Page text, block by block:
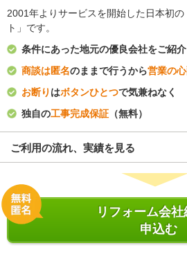
2001年よりサービスを開始した日本初
ト」です。
条件にあった地元の優良会社をご紹介
商談は匿名のままで行うから営業の
お断り はボタンひとつで気兼ねなく
独自の工事完成保証 （無料）
ご利用の流れ、実績を見る
リフォーム会社
申込む